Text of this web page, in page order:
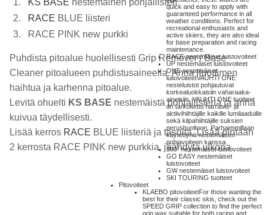
quick and easy to apply with
guaranteed performance in all
weather conditions. Perfect for
recreational enthusiasts and
active skiers, they are also ideal
for base preparation and racing
maintenance.
RACE nestemäiset luistovoiteet
UP nestemäiset luistovoiteet
ONE nestemäiset
luitovoiteetVAUHTI ONE
nesteluistot pohjautuvat
korkealuokkaisiin vaharaaka-
aineisiin. VAUHTI ONE tuotteet
on tarkoitettu harraste- ja
aktiivihiihtäjille kaikille lumilaaduille
sekä kilpahiihtäjille suksien
perushuoltoon. Parhaimmillaan
käytettynä nestemäisen
pohjavoiteen kanssa.
360° nestemäiset luistovoiteet
GO EASY nestemäiset
luistovoiteet
GW nestemäiset luistovoiteet
SKI TOURING tuotteet
Pitovoiteet
KLAEBO pitovoiteetFor those wanting the
best for their classic skis, check out the
SPEED GRIP collection to find the perfect
grip wax suitable for both racing and
KS BASE nestemäinen pohjaliisteri
RACE BLUE liisteri
RACE PINK new purkki
Puhdista pitoalue huolellisesti Grip Remover / Base
Cleaner pitoalueen puhdistusaineella. Anna liuottimen
haihtua ja karhenna pitoalue.
Levitä ohuelti KS BASE nestemäistä pohjaliisteriä ja anna
kuivua täydellisesti.
Lisää kerros RACE BLUE liisteriä ja tasoita. Lisää pintaan
2 kerrosta RACE PINK new purkkia, jäähdytä ulkona